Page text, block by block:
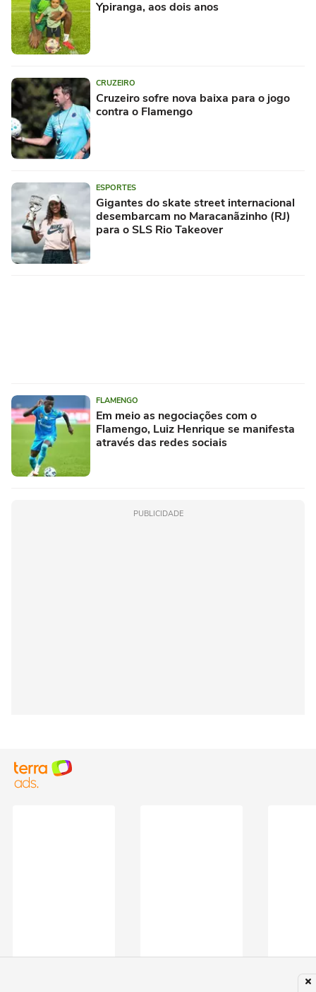
Ypiranga, aos dois anos
CRUZEIRO
Cruzeiro sofre nova baixa para o jogo
contra o Flamengo
ESPORTES
Gigantes do skate street internacional
desembarcam no Maracanãzinho (RJ)
para o SLS Rio Takeover
FLAMENGO
Em meio as negociações com o
Flamengo, Luiz Henrique se manifesta
através das redes sociais
PUBLICIDADE